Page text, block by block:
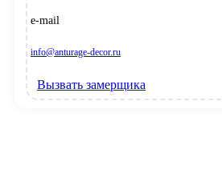
e-mail
info@anturage-decor.ru
Вызвать замерщика